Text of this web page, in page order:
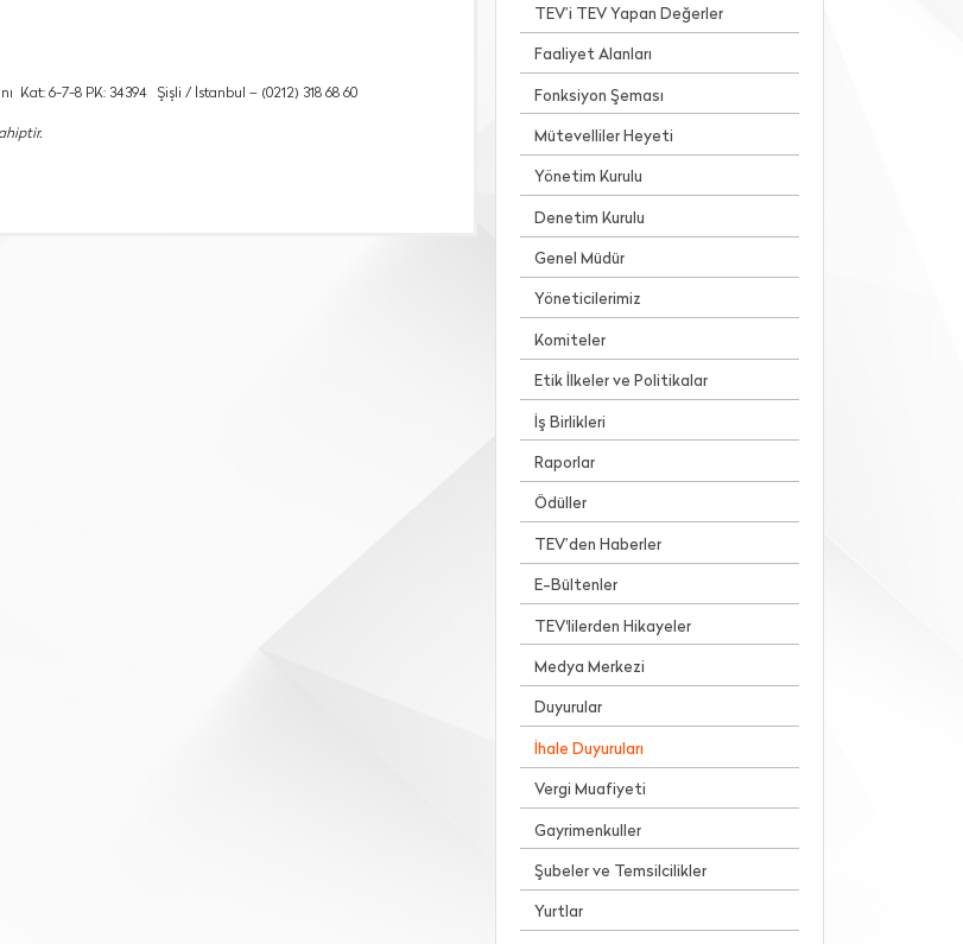
Kat: 6-7-8 PK: 34394 Şişli / İstanbul – (0212) 318 68 60
TEV’i TEV Yapan Değerler
Faaliyet Alanları
Fonksiyon Şeması
Mütevelliler Heyeti
Yönetim Kurulu
Denetim Kurulu
Genel Müdür
Yöneticilerimiz
Komiteler
Etik İlkeler ve Politikalar
İş Birlikleri
Raporlar
Ödüller
TEV’den Haberler
E-Bültenler
TEV'lilerden Hikayeler
Medya Merkezi
Duyurular
İhale Duyuruları
Vergi Muafiyeti
Gayrimenkuller
Şubeler ve Temsilcilikler
Yurtlar